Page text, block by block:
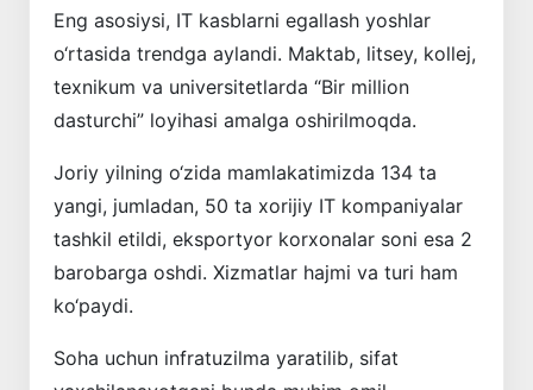
Eng asosiysi, IT kasblarni egallash yoshlar
o‘rtasida trendga aylandi. Maktab, litsey, kollej,
texnikum va universitetlarda “Bir million
dasturchi” loyihasi amalga oshirilmoqda.
Joriy yilning o‘zida mamlakatimizda 134 ta
yangi, jumladan, 50 ta xorijiy IT kompaniyalar
tashkil etildi, eksportyor korxonalar soni esa 2
barobarga oshdi. Xizmatlar hajmi va turi ham
ko‘paydi.
Soha uchun infratuzilma yaratilib, sifat